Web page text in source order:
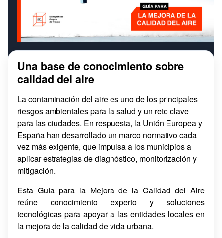
Una base de conocimiento sobre
calidad del aire
La contaminación del aire es uno de los principales
riesgos ambientales para la salud y un reto clave
para las ciudades. En respuesta, la Unión Europea y
España han desarrollado un marco normativo cada
vez más exigente, que impulsa a los municipios a
aplicar estrategias de diagnóstico, monitorización y
mitigación.
Esta Guía para la Mejora de la Calidad del Aire
reúne conocimiento experto y soluciones
tecnológicas para apoyar a las entidades locales en
la mejora de la calidad de vida urbana.